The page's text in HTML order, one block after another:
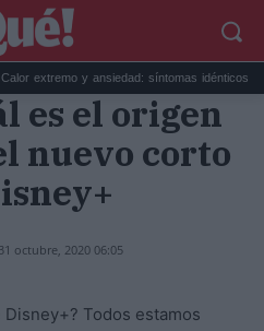
extremo y ansiedad: síntomas idénticos que a...
es el origen
nuevo corto
31 octubre, 2020 06:05
Todos estamos